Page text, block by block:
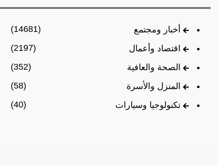
أخبار ومجتمع
(14681)
اقتصاد وأعمال
(2197)
الصحة والعافية
(352)
المنزل والأسرة
(58)
تكنولوجيا وسيارات
(40)